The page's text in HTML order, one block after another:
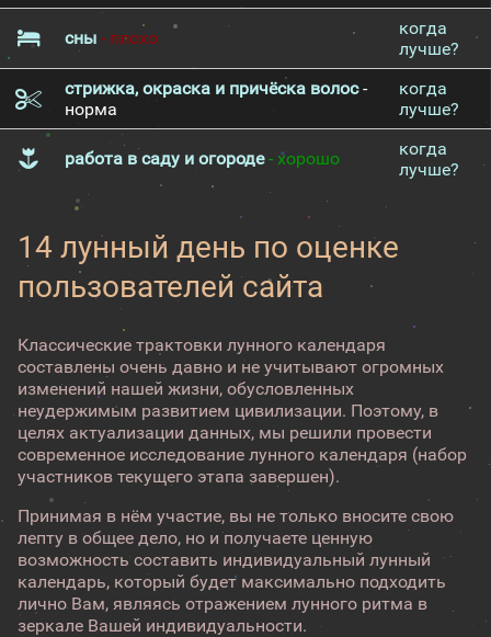
сны - плохо
когда
лучше?
стрижка, окраска и причёска волос-
норма
когда
лучше?
работа в саду и огороде- хорошо
когда
лучше?
14 лунный день по оценке
пользователей сайта
Классические трактовки лунного календаря
составлены очень давно и не учитывают огромных
изменений нашей жизни, обусловленных
неудержимым развитием цивилизации. Поэтому, в
целях актуализации данных, мы решили провести
современное исследование лунного календаря (набор
участников текущего этапа завершен).
Принимая в нём участие, вы не только вносите свою
лепту в общее дело, но и получаете ценную
возможность составить индивидуальный лунный
календарь, который будет максимально подходить
лично Вам, являясь отражением лунного ритма в
зеркале Вашей индивидуальности.